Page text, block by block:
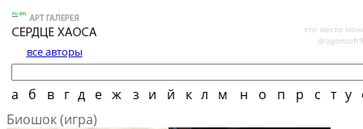
все авторы
это место
а б в г д е ж з и й к л м н о п р с т у
Биошок (игра)